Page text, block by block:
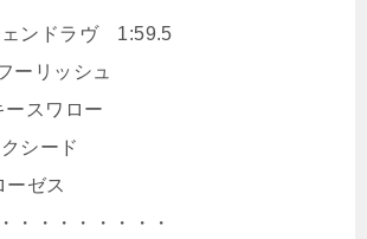
ェンドラヴ 1:59.5
ーリッシュ
スワロー
シード
ーゼス
・・・・・・・・